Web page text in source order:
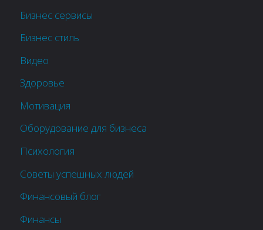
Бизнес сервисы
Бизнес стиль
Видео
Здоровье
Мотивация
Оборудование для бизнеса
Психология
Советы успешных людей
Финансовый блог
Финансы